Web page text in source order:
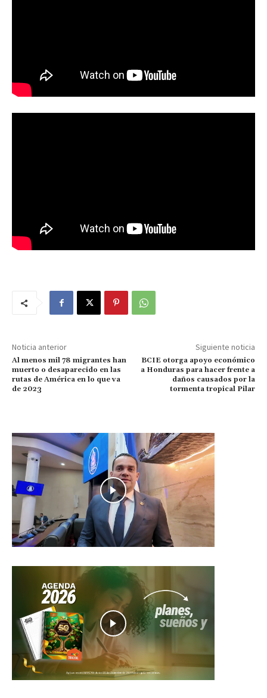
Noticia anterior
Al menos mil 78 migrantes han
muerto o desaparecido en las
rutas de América en lo que va
de 2023
Siguiente noticia
BCIE otorga apoyo económico
a Honduras para hacer frente a
daños causados por la
tormenta tropical Pilar